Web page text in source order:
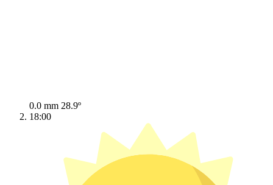
0.0 mm 28.9º
18:00